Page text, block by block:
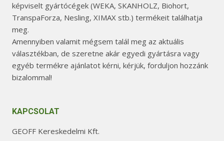
képviselt gyártócégek (WEKA, SKANHOLZ, Biohort,
TranspaForza, Nesling, XIMAX stb.) termékeit találhatja
meg.
Amennyiben valamit mégsem talál meg az aktuális
választékban, de szeretne akár egyedi gyártásra vagy
egyéb termékre ajánlatot kérni, kérjük, forduljon hozzánk
bizalommal!
KAPCSOLAT
GEOFF Kereskedelmi Kft.